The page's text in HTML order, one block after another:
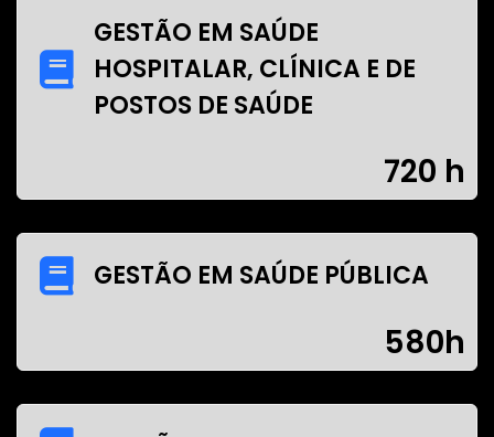
GESTÃO EM SAÚDE
HOSPITALAR, CLÍNICA E DE
POSTOS DE SAÚDE
720 h
GESTÃO EM SAÚDE PÚBLICA
580h